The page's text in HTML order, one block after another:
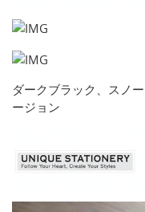
ダークブラック、スノ
ージョン